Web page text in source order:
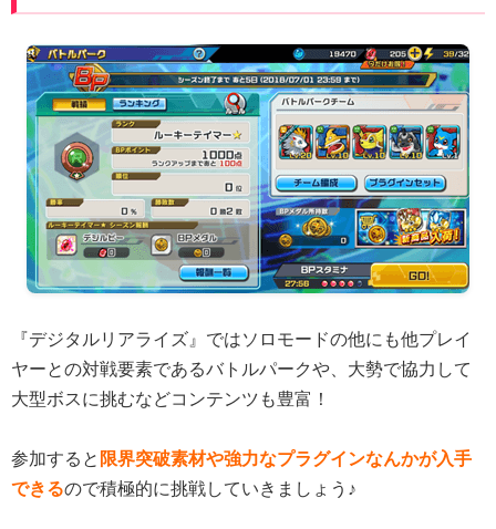
『デジタルリアライズ』ではソロモードの他にも他プレイ
ヤーとの対戦要素であるバトルパークや、大勢で協力して
大型ボスに挑むなどコンテンツも豊富！
参加すると 限界突破素材や強力なプラグインなんかが入手
できるので積極的に挑戦していきましょう♪